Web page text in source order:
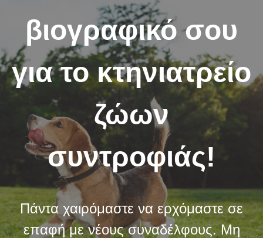
βιογραφικό σου
για το κτηνιατρείο
ζώων
συντροφιάς!
Πάντα χαιρόμαστε να ερχόμαστε σε
επαφή με νέους συναδέλφους. Μη